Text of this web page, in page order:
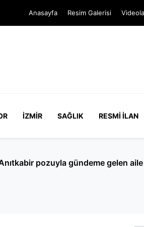
Anasayfa Resim Galerisi
İZMIR SAĞLIK RESMI İLAN
2 çocuğun ölümündeki